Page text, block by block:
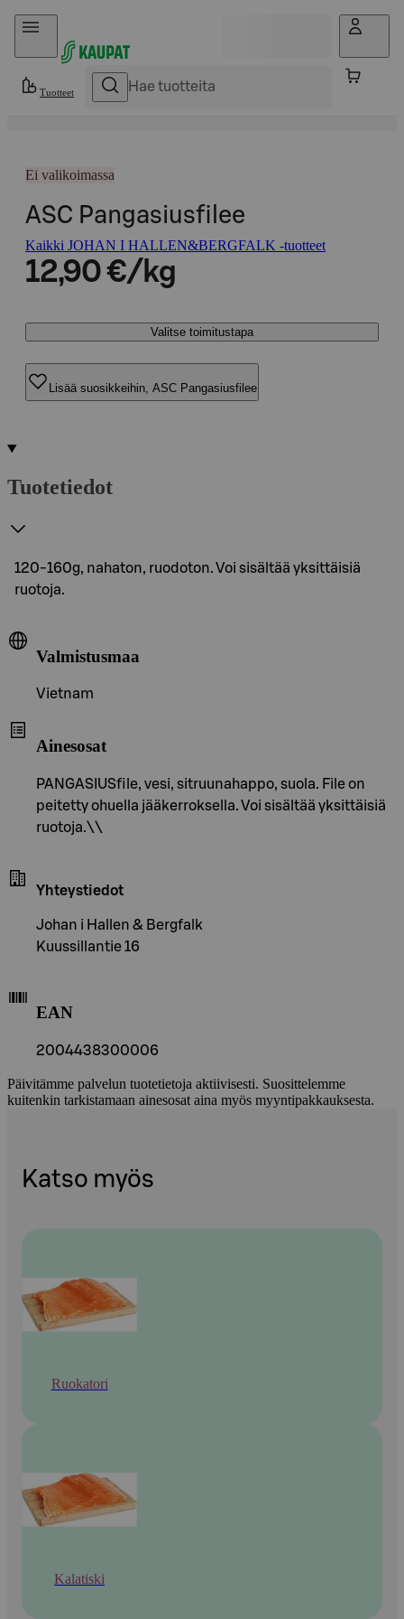
Hyppää sisältöön
Tuotteet
Ei valikoimassa
ASC Pangasiusfilee
Kaikki JOHAN I HALLEN&BERGFALK -tuotteet
12,90 €/kg
Valitse toimitustapa
Lisää suosikkeihin, ASC Pangasiusfilee
Tuotetiedot
120-160g, nahaton, ruodoton. Voi sisältää yksittäisiä
ruotoja.
Valmistusmaa
Vietnam
Ainesosat
PANGASIUSfile, vesi, sitruunahappo, suola. File on
peitetty ohuella jääkerroksella. Voi sisältää yksittäisiä
ruotoja.\\
Yhteystiedot
Johan i Hallen & Bergfalk
Kuussillantie 16
EAN
2004438300006
Päivitämme palvelun tuotetietoja aktiivisesti. Suosittelemme
kuitenkin tarkistamaan ainesosat aina myös myyntipakkauksesta.
Katso myös
Ruokatori
Kalatiski